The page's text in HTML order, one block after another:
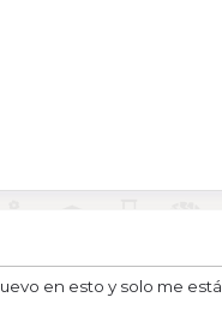
en esto y solo me